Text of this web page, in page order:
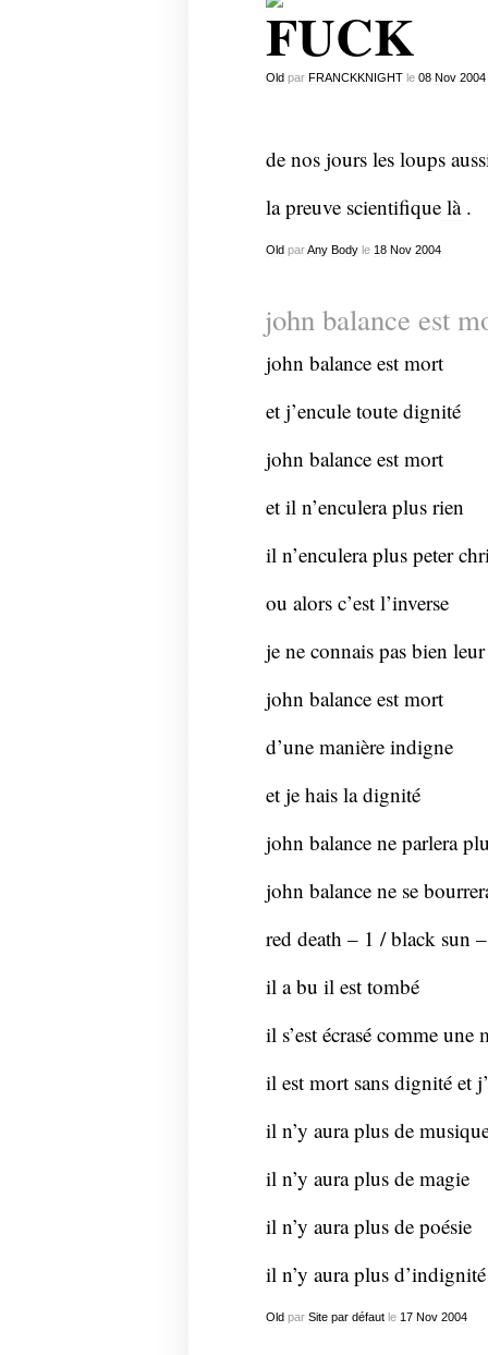
FUCK
Old par FRANCKKNIGHTle 08 Nov 2004
de nos jours les loups
la preuve scientifiquelà .
Old parAny Bodyle 18 Nov 2004
john balance est
john balance est mort
et j’encule toute dignité
john balance est mort
et il n’enculera plus rien
il n’enculera plus peter
ou alors c’est l’inverse
je ne connais pas bien
john balance est mort
d’une manière indigne
et je hais la dignité
john balance ne parlera
john balance ne se
red death – 1 / black sun
il a bu il est tombé
il s’est écrasé comme une
il est mort sans dignité et
il n’y aura plus de
il n’y aura plus de magie
il n’y aura plus de poésie
il n’y aura plus d’indignité
Oldpar Site par défautle 17 Nov 2004